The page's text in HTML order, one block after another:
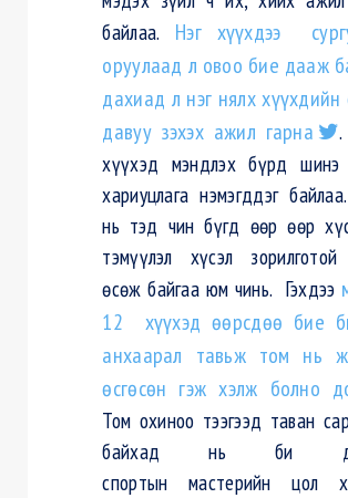
байлаа. Нэг хүүхдээ
оруулаад л овоо бие дааж
дахиад л нэг нялх хүүхдийн
давуу зэхэх ажил гарна
хүүхэд мэндлэх бүрд шинэ
хариуцлага нэмэгддэг
нь тэд чин бүгд өөр өөр
тэмүүлэл хүсэл
өсөж байгаа юм чинь. Гэхдээ
12 хүүхэд өөрсдөө бие
анхаарал тавьж том нь
өсгөсөн гэж хэлж болно
Том охиноо тээгээд таван
байхад нь би
спортынмастерийн цол